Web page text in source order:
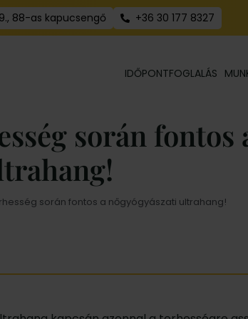
88-as kapucsengő +36 30 177 8327
IDŐPONTFOGLALÁS
során fontos
során fontos a nőgyógyászati ultrahang!